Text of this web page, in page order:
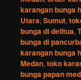
karangan bunga
Utara,Sumut,
bunga di delitua,
bunga di
karangan bunga
Medan,toko
bunga papan